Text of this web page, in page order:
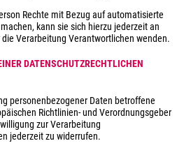
Rechte mit Bezug auf automatisierte
kann sie sich hierzu jederzeit an
Verarbeitung Verantwortlichen wenden.
DATENSCHUTZRECHTLICHEN
personenbezogener Daten betroffene
Richtlinien- und Verordnungsgeber
zur Verarbeitung
jederzeit zu widerrufen.